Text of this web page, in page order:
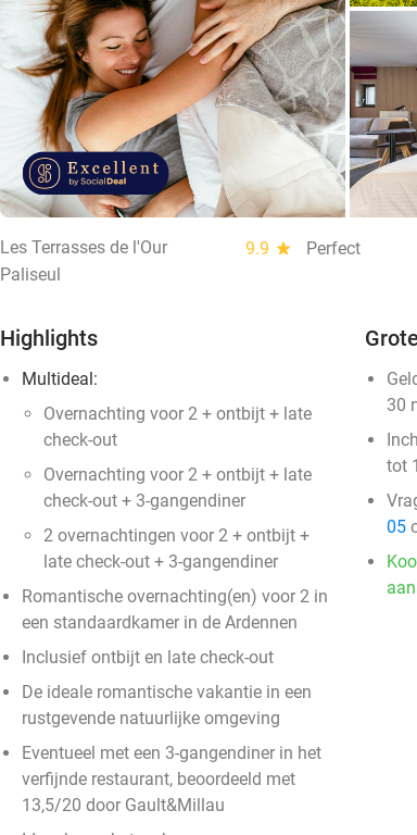
Les Terrasses de l'Our 9.9 star
Perfect
Paliseul
Highlights
Multideal:
Overnachting voor 2 + ontbijt + late
check-out
Overnachting voor 2 + ontbijt + late
check-out + 3-gangendiner
2 overnachtingen voor 2 + ontbijt +
late check-out + 3-gangendiner
Romantische overnachting(en) voor 2 in
een standaardkamer in de Ardennen
Inclusief ontbijt en late check-out
De ideale romantische vakantie in een
rustgevende natuurlijke omgeving
Eventueel met een 3-gangendiner in het
verfijnde restaurant, beoordeeld met
13,5/20 door Gault&Millau
30
tot
05